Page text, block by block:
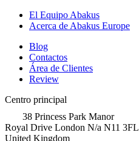
El Equipo Abakus
Acerca de Abakus Europe
Blog
Contactos
Área de Clientes
Review
Centro principal
38 Princess Park Manor
Royal Drive London N/a N11 3FL
United Kingdom